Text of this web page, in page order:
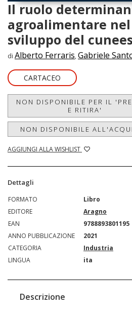
Il ruolo
agroalimentare nel
sviluppo del
di Alberto Ferraris, Gabriele
CARTACEO
NON DISPONIBILE PER IL
E RITIRA'
NON DISPONIBILE
AGGIUNGI ALLA WISHLIST
Dettagli
FORMATO
Libro
EDITORE
Aragno
EAN
9788893801195
ANNO PUBBLICAZIONE
2021
CATEGORIA
Industria
LINGUA
ita
Descrizione